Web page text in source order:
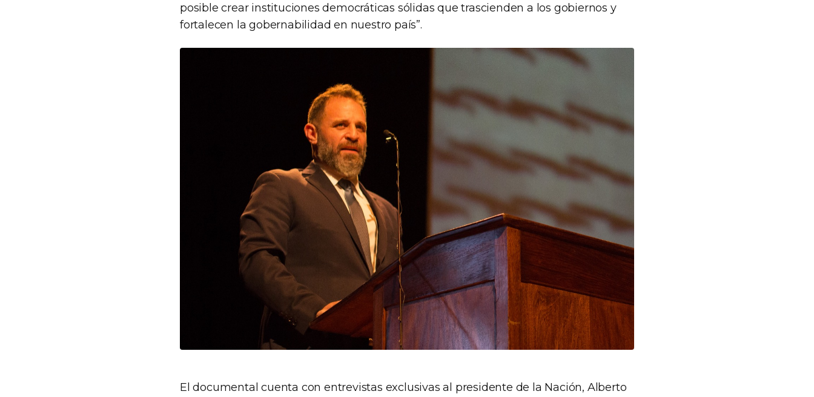
posible crear instituciones democráticas sólidas que trascienden a los gobiernos y
fortalecen la gobernabilidad en nuestro país”.
El documental cuenta con entrevistas exclusivas al presidente de la Nación, Alberto